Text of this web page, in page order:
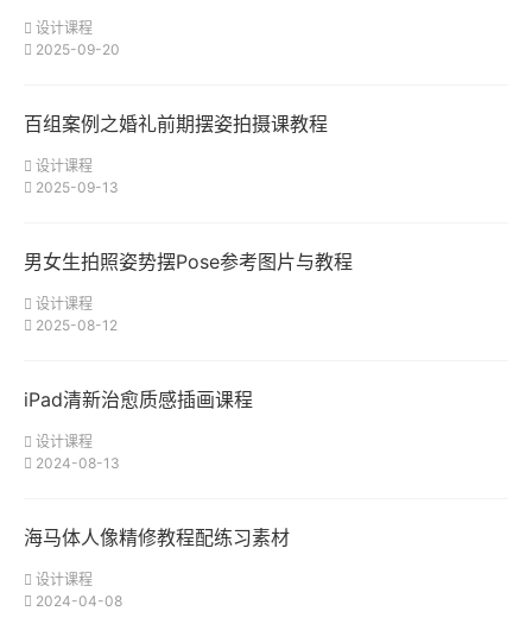
设计课程
2025-09-20
百组案例之婚礼前期摆姿拍摄课教程
设计课程
2025-09-13
男女生拍照姿势摆Pose参考图片与教程
设计课程
2025-08-12
iPad清新治愈质感插画课程
设计课程
2024-08-13
海马体人像精修教程配练习素材
设计课程
2024-04-08